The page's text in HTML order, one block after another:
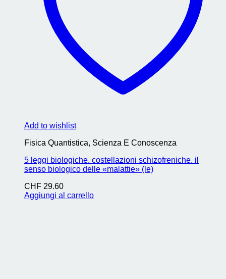
Add to wishlist
Fisica Quantistica, Scienza E Conoscenza
5 leggi biologiche. costellazioni schizofreniche. il
senso biologico delle «malattie» (le)
CHF 29.60
Aggiungi al carrello